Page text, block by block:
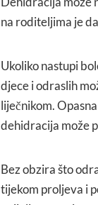
na roditeljima je
Ukoliko nastupi
djece i odraslih
liječnikom.
dehidracija može
Bez obzira što
tijekom proljeva i